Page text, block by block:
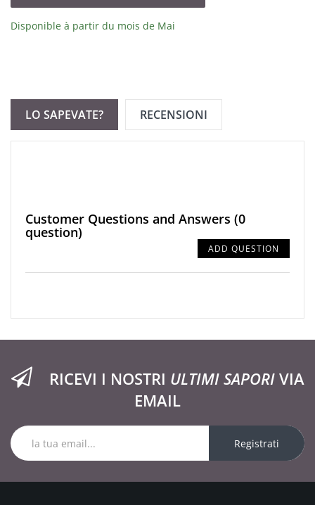
Disponible à partir du mois de Mai
LO SAPEVATE? RECENSIONI
Customer Questions and Answers (0
question)
ADD QUESTION
RICEVI I NOSTRI ULTIMI SAPORIVIA
EMAIL
Registrati